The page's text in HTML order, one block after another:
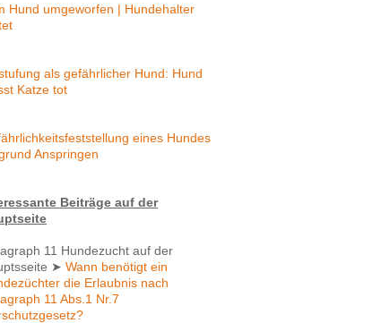
Hund umgeworfen | Hundehalter
als gefährlicher Hund: Hund
Katze tot
eines Hundes
Anspringen
Beiträge auf der
11 Hundezucht auf der
➤ Wann benötigt ein
die Erlaubnis nach
11 Abs.1 Nr.7